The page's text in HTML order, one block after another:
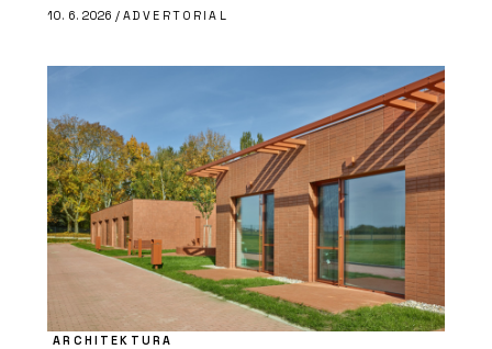
10. 6. 2026 / ADVERTORIAL
ARCHITEKTURA